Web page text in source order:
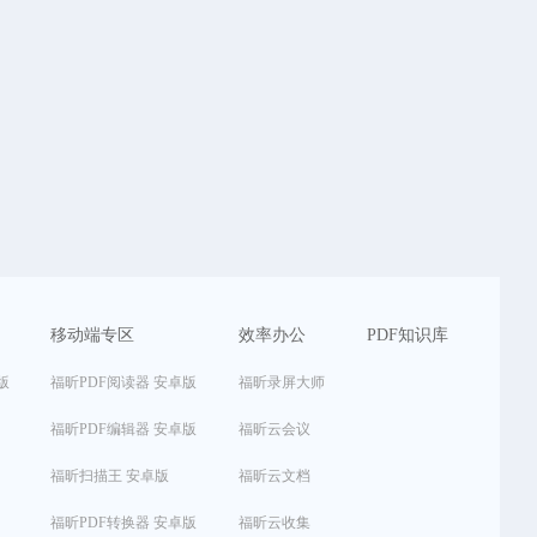
移动端专区
福昕PDF阅读器 安卓版
福昕PDF编辑器 安卓版
福昕扫描王 安卓版
福昕PDF转换器 安卓版
效率办公
福昕录屏大师
福昕云会议
福昕云文档
福昕云收集
PDF知识库